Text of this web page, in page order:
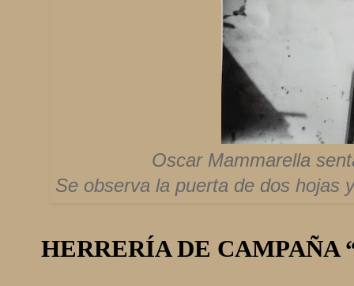
Oscar Mammarella
Se observa la puerta de dos hojas
HERRERÍA DE CAMPAÑA